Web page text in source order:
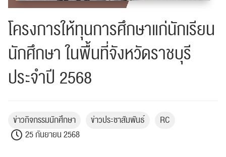
โครงการให้ทุนการศึกษาแก่นักเรียน
นักศึกษา ในพื้นที่จังหวัดราชบุรี
ประจำปี 2568
ข่าวกิจกรรมนักศึกษา ข่าวประชาสัมพันธ์
RC
25 กันยายน 2568